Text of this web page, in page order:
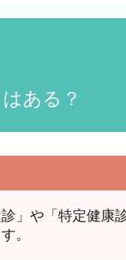
ある？
」や「特定健康
。